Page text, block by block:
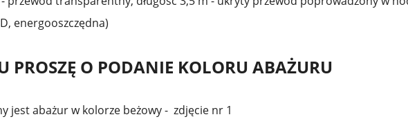
energooszczędna)
PROSZĘ O PODANIE KOLORU ABAŻURU
jest abażur w kolorze beżowy - zdjęcie nr 1